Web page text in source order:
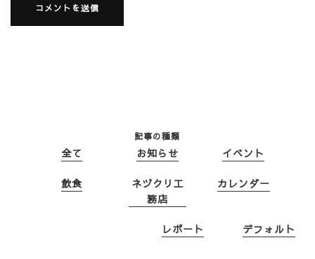
記事の種類
全て お知らせ イベント
飲食
ネヅクリ工
務店
カレンダー
レポート デフォルト